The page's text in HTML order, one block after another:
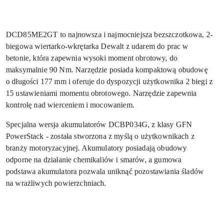
DCD85ME2GT to najnowsza i najmocniejsza bezszczotkowa, 2-
biegowa wiertarko-wkrętarka Dewalt z udarem do prac w
betonie, która zapewnia wysoki moment obrotowy, do
maksymalnie 90 Nm. Narzędzie posiada kompaktową obudowę
o długości 177 mm i oferuje do dyspozycji użytkownika 2 biegi z
15 ustawieniami momentu obrotowego. Narzędzie zapewnia
kontrolę nad wierceniem i mocowaniem.
Specjalna wersja akumulatorów DCBP034G, z klasy GFN
PowerStack - została stworzona z myślą o użytkownikach z
branży motoryzacyjnej. Akumulatory posiadają obudowy
odporne na działanie chemikaliów i smarów, a gumowa
podstawa akumulatora pozwala uniknąć pozostawiania śladów
na wrażliwych powierzchniach.